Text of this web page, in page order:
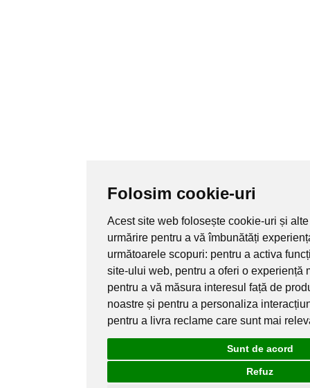
Folosim cookie-uri
Acest site web folosește cookie-uri și
urmărire pentru a vă îmbunătăți
următoarele scopuri: pentru a activa
site-ului web, pentru a oferi o experiență
pentru a vă măsura interesul față de
noastre și pentru a personaliza
pentru a livra reclame care sunt mai
Sunt de acord
Refuz